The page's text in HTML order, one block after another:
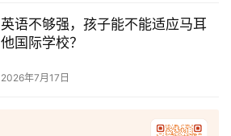
英语不够强，孩子能不能适应马耳
他国际学校？
2026年7月17日